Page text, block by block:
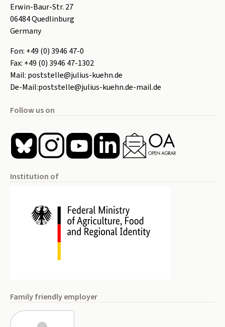
Erwin-Baur-Str. 27
06484Quedlinburg
Germany
Fon: +49 (0) 3946 47-0
Fax: +49 (0) 3946 47-1302
Mail: poststelle@julius-kuehn.de
De-Mail:poststelle@julius-kuehn.de-mail.de
Follow us on
Institution of
Family friendly employer